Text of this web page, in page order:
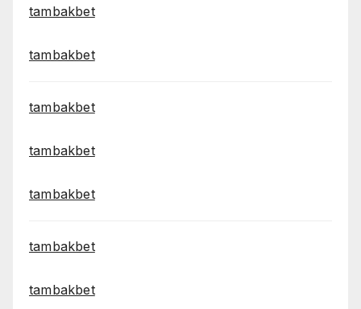
tambakbet
tambakbet
tambakbet
tambakbet
tambakbet
tambakbet
tambakbet